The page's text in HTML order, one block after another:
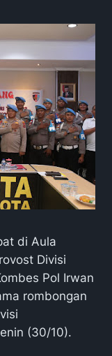
di Aula
Divisi
Pol Irwan
rombongan
(30/10).